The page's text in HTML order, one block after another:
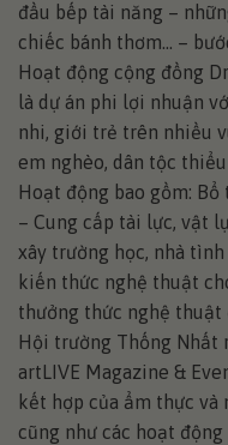
đầu bếp tài năng –
chiếc bánh thơm… –
Hoạt động cộng đồng
là dự án phi lợi nhuận
nhi, giới trẻ trên nhiều
em nghèo, dân tộc
Hoạt động bao gồm:
– Cung cấp tài lực, vật
xây trường học, nhà
kiến thức nghệ thuật
thưởng thức nghệ thuật
Hội trường Thống Nhất
artLIVE Magazine &
kết hợp của ẩm thực và
cũng như các hoạt